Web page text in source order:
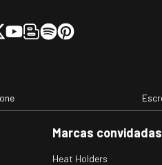
Marcas convidadas
Heat Holders